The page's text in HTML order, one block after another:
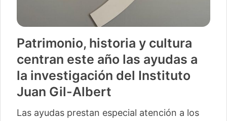
Patrimonio, historia y cultura
centran este año las ayudas a
la investigación del Instituto
Juan Gil-Albert
Las ayudas prestan especial atención a los